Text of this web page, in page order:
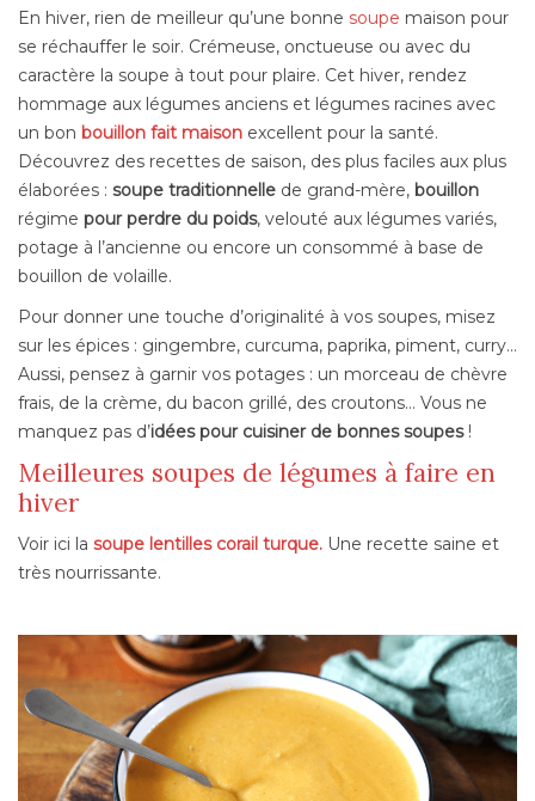
En hiver, rien de meilleur qu’une bonne soupe maison pour
se réchauffer le soir. Crémeuse, onctueuse ou avec du
caractère la soupe à tout pour plaire. Cet hiver, rendez
hommage aux légumes anciens et légumes racines avec
un bon bouillon fait maison excellent pour la santé.
Découvrez des recettes de saison, des plus faciles aux plus
élaborées : soupe traditionnelle de grand-mère, bouillon
régime pour perdre du poids, velouté aux légumes variés,
potage à l’ancienne ou encore un consommé à base de
bouillon de volaille.
Pour donner une touche d’originalité à vos soupes, misez
sur les épices : gingembre, curcuma, paprika, piment, curry…
Aussi, pensez à garnir vos potages : un morceau de chèvre
frais, de la crème, du bacon grillé, des croutons… Vous ne
manquez pas d’idées pour cuisiner de bonnes soupes!
Meilleures soupes de légumes à faire en
hiver
Voir ici la soupe lentilles corail turque. Une recette saine et
très nourrissante.